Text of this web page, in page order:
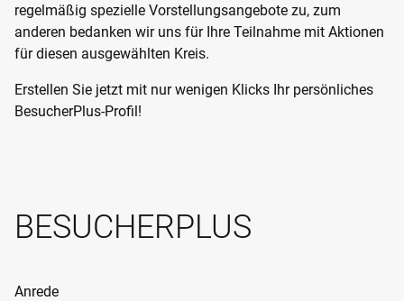
regelmäßig spezielle Vorstellungsangebote zu, zum
anderen bedanken wir uns für Ihre Teilnahme mit Aktionen
für diesen ausgewählten Kreis.
Erstellen Sie jetzt mit nur wenigen Klicks Ihr persönliches
BesucherPlus-Profil!
BESUCHERPLUS
Anrede